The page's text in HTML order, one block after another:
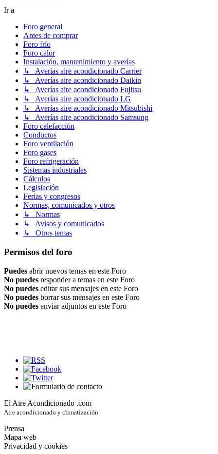
Ir a
Foro general
Antes de comprar
Foro frío
Foro calor
Instalación, mantenimiento y averías
↳ Averías aire acondicionado Carrier
↳ Averías aire acondicionado Daikin
↳ Averías aire acondicionado Fujitsu
↳ Averías aire acondicionado LG
↳ Averías aire acondicionado Mitsubishi
↳ Averías aire acondicionado Samsung
Foro calefacción
Conductos
Foro ventilación
Foro gases
Foro refrigeración
Sistemas industriales
Cálculos
Legislación
Ferias y congresos
Normas, comunicados y otros
↳ Normas
↳ Avisos y comunicados
↳ Otros temas
Permisos del foro
Puedes abrir nuevos temas en este Foro
No puedes responder a temas en este Foro
No puedes editar sus mensajes en este Foro
No puedes borrar sus mensajes en este Foro
No puedes enviar adjuntos en este Foro
El Aire Acondicionado .com
Aire acondicionado y climatización
Prensa
Mapa web
Privacidad y cookies